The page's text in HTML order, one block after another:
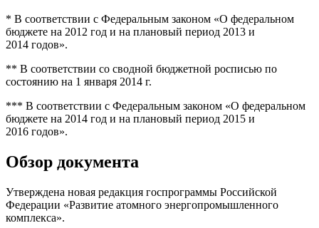
* В соответствии с Федеральным законом «О федеральном
бюджете на 2012 год и на плановый период 2013 и
2014 годов».
** В соответствии со сводной бюджетной росписью по
состоянию на 1 января 2014 г.
*** В соответствии с Федеральным законом «О федеральном
бюджете на 2014 год и на плановый период 2015 и
2016 годов».
Обзор документа
Утверждена новая редакция госпрограммы Российской
Федерации «Развитие атомного энергопромышленного
комплекса».